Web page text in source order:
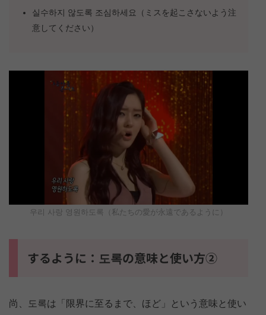
실수하지 않도록 조심하세요（ミスを起こさないよう注
意してください）
우리 사랑 영원하도록（私たちの愛が永遠であるように）
するように：도록の意味と使い方②
尚、도록は「限界に至るまで、ほど」という意味と使い